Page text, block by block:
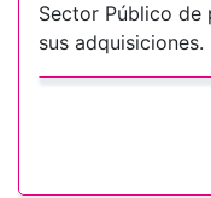
Sector Público
sus adquisiciones.